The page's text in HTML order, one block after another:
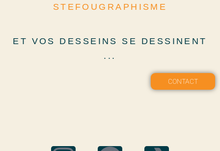
STEFOUGRAPHISME
ET VOS DESSEINS SE DESSINENT
...
CONTACT